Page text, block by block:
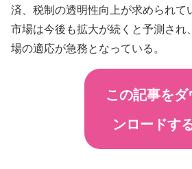
済、税制の透明性向上が求められて
市場は今後も拡大が続くと予測され
場の適応が急務となっている。
この記事をダ
ンロードす